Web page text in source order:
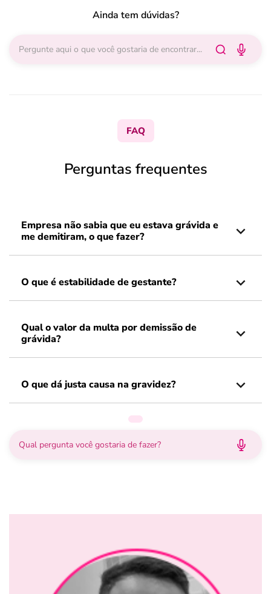
Ainda tem dúvidas?
FAQ
Perguntas frequentes
Empresa não sabia que eu estava grávida e
me demitiram, o que fazer?
O que é estabilidade de gestante?
Qual o valor da multa por demissão de
grávida?
O que dá justa causa na gravidez?